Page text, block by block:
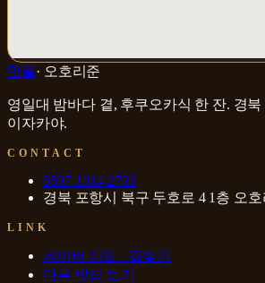
맛플· 오호리준
영일대 밤바다 곁, 후쿠오카식 한 잔. 경북
이자카야.
CONTACT
0507-1314-2703
경북 포항시 북구 두호로 4 1층 오호
LINK
네이버 지도 · 길찾기
다른 맛집 보기